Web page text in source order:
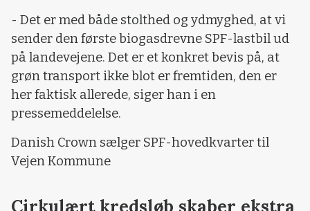
- Det er med både stolthed og ydmyghed, at vi
sender den første biogasdrevne SPF-lastbil ud
på landevejene. Det er et konkret bevis på, at
grøn transport ikke blot er fremtiden, den er
her faktisk allerede, siger han i en
pressemeddelelse.
Danish Crown sælger SPF-hovedkvarter til
Vejen Kommune
Cirkulært kredsløb skaber ekstra